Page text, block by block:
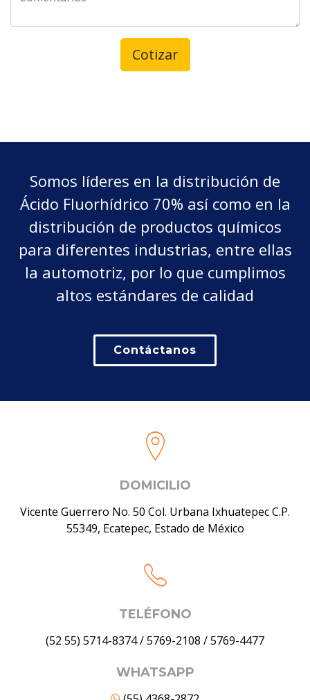
Somos líderes en la distribución de
Ácido Fluorhídrico 70% así como en la
distribución de productos químicos
para diferentes industrias, entre ellas
la automotriz, por lo que cumplimos
altos estándares de calidad
Contáctanos
DOMICILIO
Vicente Guerrero No. 50 Col. Urbana Ixhuatepec C.P.
55349, Ecatepec, Estado de México
TELÉFONO
(52 55) 5714-8374/5769-2108 /5769-4477
WHATSAPP